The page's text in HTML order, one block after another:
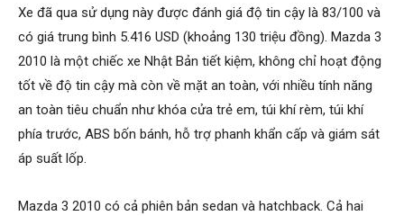
Xe đã qua sử dụng này được đánh giá độ tin cậy là 83/100 và
có giá trung bình 5.416 USD (khoảng 130 triệu đồng). Mazda 3
2010 là một chiếc xe Nhật Bản tiết kiệm, không chỉ hoạt động
tốt về độ tin cậy mà còn về mặt an toàn, với nhiều tính năng
an toàn tiêu chuẩn như khóa cửa trẻ em, túi khí rèm, túi khí
phía trước, ABS bốn bánh, hỗ trợ phanh khẩn cấp và giám sát
áp suất lốp.
Mazda 3 2010 có cả phiên bản sedan và hatchback. Cả hai